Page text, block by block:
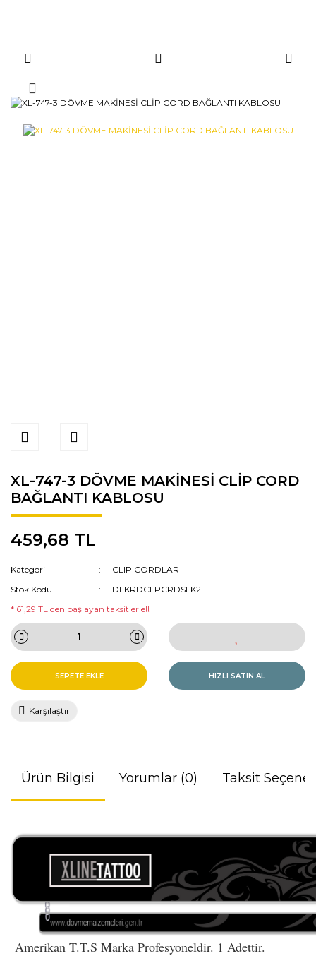
XL-747-3 DÖVME MAKİNESİ CLİP CORD
BAĞLANTI KABLOSU
459,68 TL
Kategori
CLIP CORDLAR
Stok Kodu
DFKRDCLPCRDSLK2
* 61,29 TL den başlayan taksitlerle!!
SEPETE EKLE HIZLI SATIN AL
Karşılaştır
Ürün Bilgisi Yorumlar (0) Taksit
Amerikan T.T.S Marka Profesyoneldir. 1 Adettir.